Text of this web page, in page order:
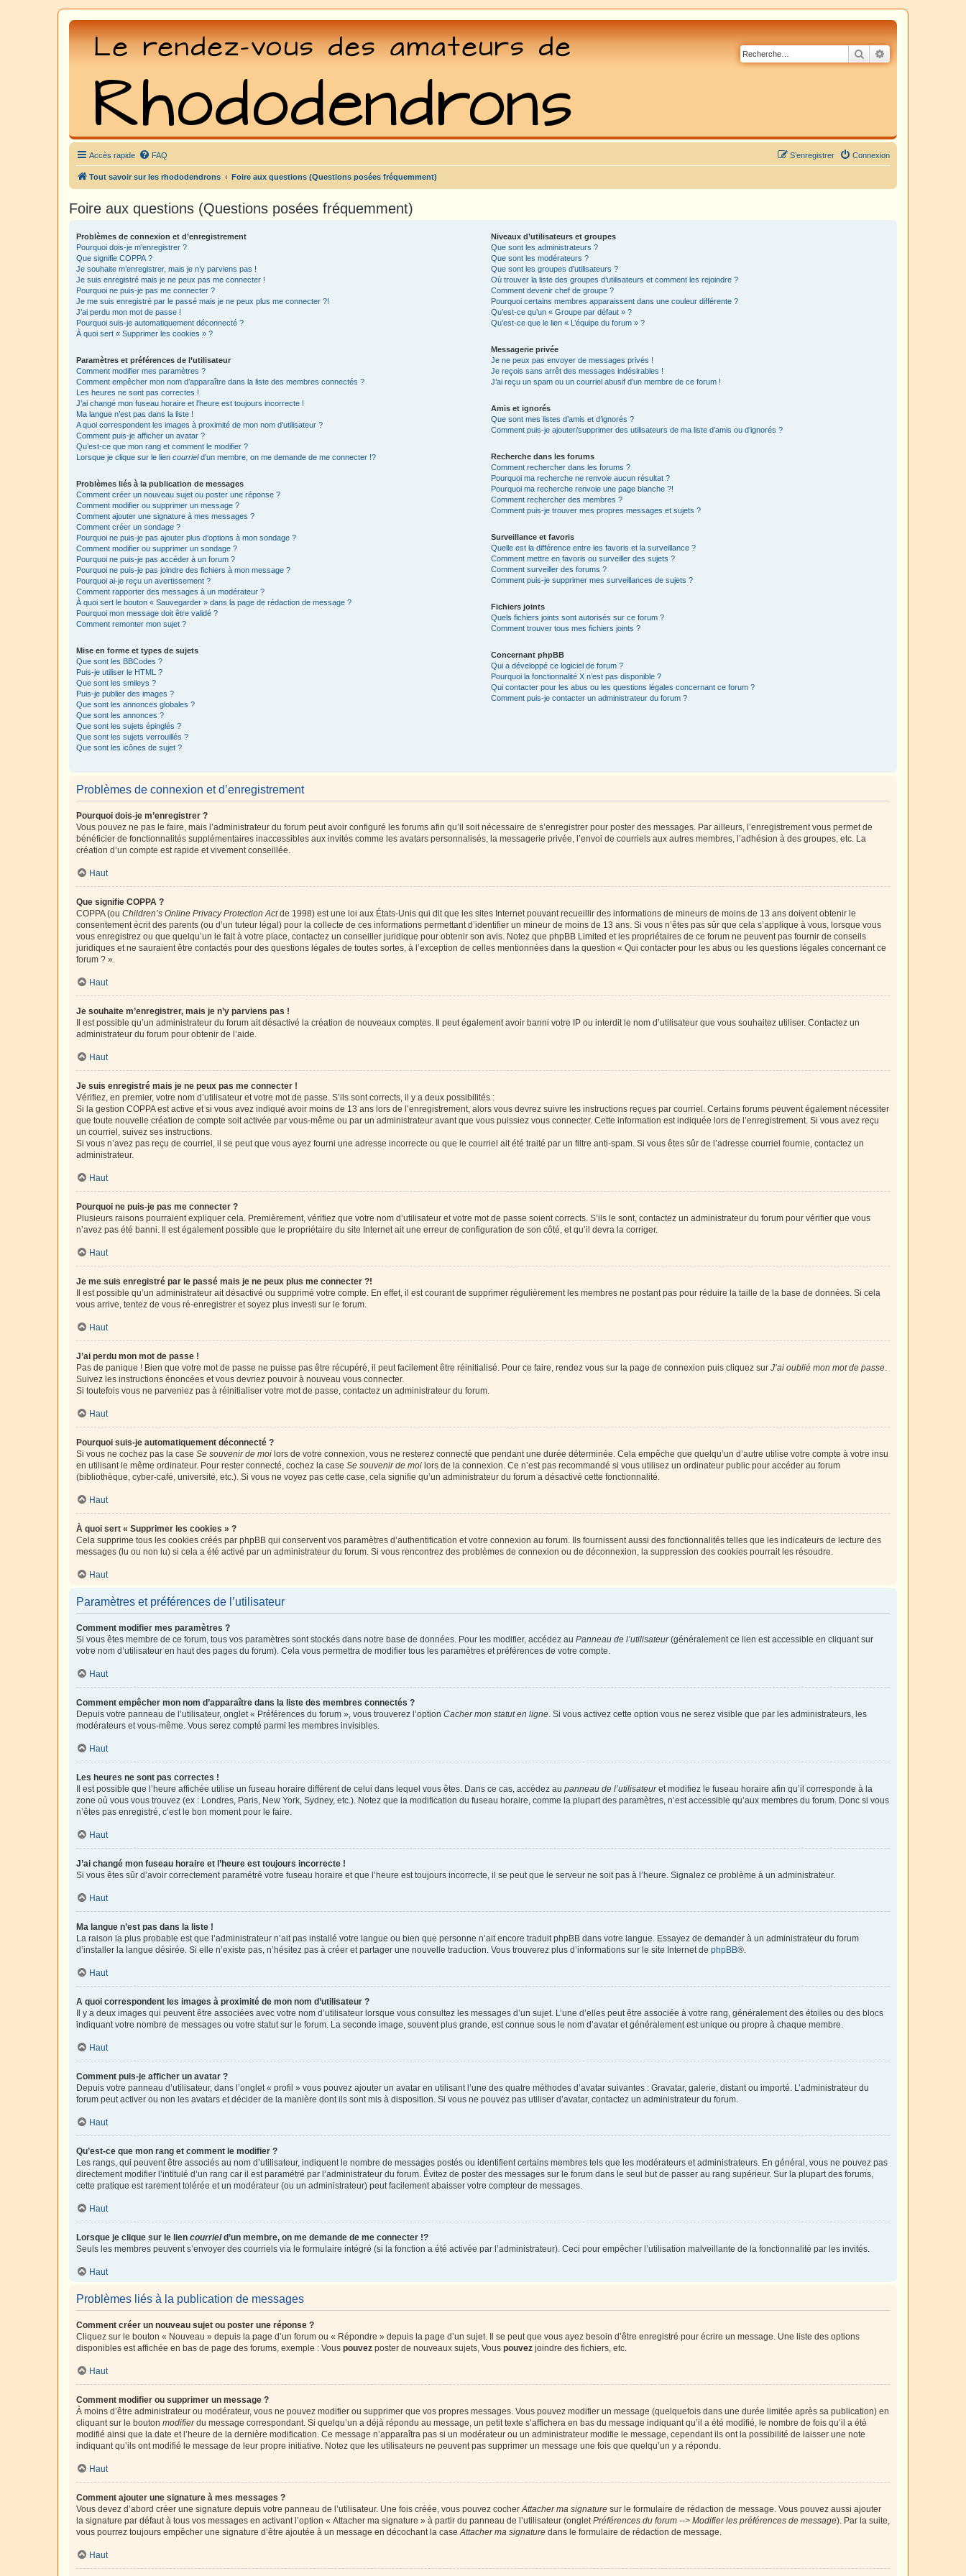
Rechercher
Accès rapide FAQ Connexion
S’enregistrer
Tout savoir sur les rhododendrons Foire aux questions (Questions posées fréquemment)
Foire aux questions (Questions posées fréquemment)
Problèmes de connexion et d’enregistrement
Pourquoi dois-je m’enregistrer ?
Que signifie COPPA ?
Je souhaite m’enregistrer, mais je n’y parviens pas !
Je suis enregistré mais je ne peux pas me connecter !
Pourquoi ne puis-je pas me connecter ?
Je me suis enregistré par le passé mais je ne peux plus me connecter ?!
J’ai perdu mon mot de passe !
Pourquoi suis-je automatiquement déconnecté ?
À quoi sert « Supprimer les cookies » ?
Paramètres et préférences de l’utilisateur
Comment modifier mes paramètres ?
Comment empêcher mon nom d’apparaître dans la liste des membres connectés ?
Les heures ne sont pas correctes !
J’ai changé mon fuseau horaire et l’heure est toujours incorrecte !
Ma langue n’est pas dans la liste !
A quoi correspondent les images à proximité de mon nom d’utilisateur ?
Comment puis-je afficher un avatar ?
Qu’est-ce que mon rang et comment le modifier ?
Lorsque je clique sur le lien courrield’un membre, on me demande de me connecter !?
Problèmes liés à la publication de messages
Comment créer un nouveau sujet ou poster une réponse ?
Comment modifier ou supprimer un message ?
Comment ajouter une signature à mes messages ?
Comment créer un sondage ?
Pourquoi ne puis-je pas ajouter plus d’options à mon sondage ?
Comment modifier ou supprimer un sondage ?
Pourquoi ne puis-je pas accéder à un forum ?
Pourquoi ne puis-je pas joindre des fichiers à mon message ?
Pourquoi ai-je reçu un avertissement ?
Comment rapporter des messages à un modérateur ?
À quoi sert le bouton « Sauvegarder » dans la page de rédaction de message ?
Pourquoi mon message doit être validé ?
Comment remonter mon sujet ?
Mise en forme et types de sujets
Que sont les BBCodes ?
Puis-je utiliser le HTML ?
Que sont les smileys ?
Puis-je publier des images ?
Que sont les annonces globales ?
Que sont les annonces ?
Que sont les sujets épinglés ?
Que sont les sujets verrouillés ?
Que sont les icônes de sujet ?
Niveaux d’utilisateurs et groupes
Que sont les administrateurs ?
Que sont les modérateurs ?
Que sont les groupes d’utilisateurs ?
Où trouver la liste des groupes d’utilisateurs et comment les rejoindre ?
Comment devenir chef de groupe ?
Pourquoi certains membres apparaissent dans une couleur différente ?
Qu’est-ce qu’un « Groupe par défaut » ?
Qu’est-ce que le lien « L’équipe du forum » ?
Messagerie privée
Je ne peux pas envoyer de messages privés !
Je reçois sans arrêt des messages indésirables !
J’ai reçu un spam ou un courriel abusif d’un membre de ce forum !
Amis et ignorés
Que sont mes listes d’amis et d’ignorés ?
Comment puis-je ajouter/supprimer des utilisateurs de ma liste d’amis ou d’ignorés ?
Recherche dans les forums
Comment rechercher dans les forums ?
Pourquoi ma recherche ne renvoie aucun résultat ?
Pourquoi ma recherche renvoie une page blanche ?!
Comment rechercher des membres ?
Comment puis-je trouver mes propres messages et sujets ?
Surveillance et favoris
Quelle est la différence entre les favoris et la surveillance ?
Comment mettre en favoris ou surveiller des sujets ?
Comment surveiller des forums ?
Comment puis-je supprimer mes surveillances de sujets ?
Fichiers joints
Quels fichiers joints sont autorisés sur ce forum ?
Comment trouver tous mes fichiers joints ?
Concernant phpBB
Qui a développé ce logiciel de forum ?
Pourquoi la fonctionnalité X n’est pas disponible ?
Qui contacter pour les abus ou les questions légales concernant ce forum ?
Comment puis-je contacter un administrateur du forum ?
Problèmes de connexion et d’enregistrement
Pourquoi dois-je m’enregistrer ?
Vous pouvez ne pas le faire, mais l’administrateur du forum peut avoir configuré les forums afin qu’il soit nécessaire de s’enregistrer pour poster des messages. Par ailleurs, l’enregistrement vous permet de
bénéficier de fonctionnalités supplémentaires inaccessibles aux invités comme les avatars personnalisés, la messagerie privée, l’envoi de courriels aux autres membres, l’adhésion à des groupes, etc. La
création d’un compte est rapide et vivement conseillée.
Haut
Que signifie COPPA ?
COPPA (ou Children’s Online Privacy Protection Actde 1998) est une loi aux États-Unis qui dit que les sites Internet pouvant recueillir des informations de mineurs de moins de 13 ans doivent obtenir le
consentement écrit des parents (ou d’un tuteur légal) pour la collecte de ces informations permettant d’identifier un mineur de moins de 13 ans. Si vous n’êtes pas sûr que cela s’applique à vous, lorsque vous
vous enregistrez ou que quelqu’un le fait à votre place, contactez un conseiller juridique pour obtenir son avis. Notez que phpBB Limited et les propriétaires de ce forum ne peuvent pas fournir de conseils
juridiques et ne sauraient être contactés pour des questions légales de toutes sortes, à l’exception de celles mentionnées dans la question « Qui contacter pour les abus ou les questions légales concernant ce
forum ? ».
Haut
Je souhaite m’enregistrer, mais je n’y parviens pas !
Il est possible qu’un administrateur du forum ait désactivé la création de nouveaux comptes. Il peut également avoir banni votre IP ou interdit le nom d’utilisateur que vous souhaitez utiliser. Contactez un
administrateur du forum pour obtenir de l’aide.
Haut
Je suis enregistré mais je ne peux pas me connecter !
Vérifiez, en premier, votre nom d’utilisateur et votre mot de passe. S’ils sont corrects, il y a deux possibilités :
Si la gestion COPPA est active et si vous avez indiqué avoir moins de 13 ans lors de l’enregistrement, alors vous devrez suivre les instructions reçues par courriel. Certains forums peuvent également nécessiter
que toute nouvelle création de compte soit activée par vous-même ou par un administrateur avant que vous puissiez vous connecter. Cette information est indiquée lors de l’enregistrement. Si vous avez reçu
un courriel, suivez ses instructions.
Si vous n’avez pas reçu de courriel, il se peut que vous ayez fourni une adresse incorrecte ou que le courriel ait été traité par un filtre anti-spam. Si vous êtes sûr de l’adresse courriel fournie, contactez un
administrateur.
Haut
Pourquoi ne puis-je pas me connecter ?
Plusieurs raisons pourraient expliquer cela. Premièrement, vérifiez que votre nom d’utilisateur et votre mot de passe soient corrects. S’ils le sont, contactez un administrateur du forum pour vérifier que vous
n’avez pas été banni. Il est également possible que le propriétaire du site Internet ait une erreur de configuration de son côté, et qu’il devra la corriger.
Haut
Je me suis enregistré par le passé mais je ne peux plus me connecter ?!
Il est possible qu’un administrateur ait désactivé ou supprimé votre compte. En effet, il est courant de supprimer régulièrement les membres ne postant pas pour réduire la taille de la base de données. Si cela
vous arrive, tentez de vous ré-enregistrer et soyez plus investi sur le forum.
Haut
J’ai perdu mon mot de passe !
Pas de panique ! Bien que votre mot de passe ne puisse pas être récupéré, il peut facilement être réinitialisé. Pour ce faire, rendez vous sur la page de connexion puis cliquez sur J’ai oublié mon mot de passe.
Suivez les instructions énoncées et vous devriez pouvoir à nouveau vous connecter.
Si toutefois vous ne parveniez pas à réinitialiser votre mot de passe, contactez un administrateur du forum.
Haut
Pourquoi suis-je automatiquement déconnecté ?
Si vous ne cochez pas la case Se souvenir de moi lors de votre connexion, vous ne resterez connecté que pendant une durée déterminée. Cela empêche que quelqu’un d’autre utilise votre compte à votre insu
en utilisant le même ordinateur. Pour rester connecté, cochez la case Se souvenir de moi lors de la connexion. Ce n’est pas recommandé si vous utilisez un ordinateur public pour accéder au forum
(bibliothèque, cyber-café, université, etc.). Si vous ne voyez pas cette case, cela signifie qu’un administrateur du forum a désactivé cette fonctionnalité.
Haut
À quoi sert « Supprimer les cookies » ?
Cela supprime tous les cookies créés par phpBB qui conservent vos paramètres d’authentification et votre connexion au forum. Ils fournissent aussi des fonctionnalités telles que les indicateurs de lecture des
messages (lu ou non lu) si cela a été activé par un administrateur du forum. Si vous rencontrez des problèmes de connexion ou de déconnexion, la suppression des cookies pourrait les résoudre.
Haut
Paramètres et préférences de l’utilisateur
Comment modifier mes paramètres ?
Si vous êtes membre de ce forum, tous vos paramètres sont stockés dans notre base de données. Pour les modifier, accédez au Panneau de l’utilisateur(généralement ce lien est accessible en cliquant sur
votre nom d’utilisateur en haut des pages du forum). Cela vous permettra de modifier tous les paramètres et préférences de votre compte.
Haut
Comment empêcher mon nom d’apparaître dans la liste des membres connectés ?
Depuis votre panneau de l’utilisateur, onglet « Préférences du forum », vous trouverez l’option Cacher mon statut en ligne. Si vous activez cette option vous ne serez visible que par les administrateurs, les
modérateurs et vous-même. Vous serez compté parmi les membres invisibles.
Haut
Les heures ne sont pas correctes !
Il est possible que l’heure affichée utilise un fuseau horaire différent de celui dans lequel vous êtes. Dans ce cas, accédez au panneau de l’utilisateuret modifiez le fuseau horaire afin qu’il corresponde à la
zone où vous vous trouvez (ex : Londres, Paris, New York, Sydney, etc.). Notez que la modification du fuseau horaire, comme la plupart des paramètres, n’est accessible qu’aux membres du forum. Donc si vous
n’êtes pas enregistré, c’est le bon moment pour le faire.
Haut
J’ai changé mon fuseau horaire et l’heure est toujours incorrecte !
Si vous êtes sûr d’avoir correctement paramétré votre fuseau horaire et que l’heure est toujours incorrecte, il se peut que le serveur ne soit pas à l’heure. Signalez ce problème à un administrateur.
Haut
Ma langue n’est pas dans la liste !
La raison la plus probable est que l’administrateur n’ait pas installé votre langue ou bien que personne n’ait encore traduit phpBB dans votre langue. Essayez de demander à un administrateur du forum
d’installer la langue désirée. Si elle n’existe pas, n’hésitez pas à créer et partager une nouvelle traduction. Vous trouverez plus d’informations sur le site Internet de phpBB®.
Haut
A quoi correspondent les images à proximité de mon nom d’utilisateur ?
Il y a deux images qui peuvent être associées avec votre nom d’utilisateur lorsque vous consultez les messages d’un sujet. L’une d’elles peut être associée à votre rang, généralement des étoiles ou des blocs
indiquant votre nombre de messages ou votre statut sur le forum. La seconde image, souvent plus grande, est connue sous le nom d’avatar et généralement est unique ou propre à chaque membre.
Haut
Comment puis-je afficher un avatar ?
Depuis votre panneau d’utilisateur, dans l’onglet « profil » vous pouvez ajouter un avatar en utilisant l’une des quatre méthodes d’avatar suivantes : Gravatar, galerie, distant ou importé. L’administrateur du
forum peut activer ou non les avatars et décider de la manière dont ils sont mis à disposition. Si vous ne pouvez pas utiliser d’avatar, contactez un administrateur du forum.
Haut
Qu’est-ce que mon rang et comment le modifier ?
Les rangs, qui peuvent être associés au nom d’utilisateur, indiquent le nombre de messages postés ou identifient certains membres tels que les modérateurs et administrateurs. En général, vous ne pouvez pas
directement modifier l’intitulé d’un rang car il est paramétré par l’administrateur du forum. Évitez de poster des messages sur le forum dans le seul but de passer au rang supérieur. Sur la plupart des forums,
cette pratique est rarement tolérée et un modérateur (ou un administrateur) peut facilement abaisser votre compteur de messages.
Haut
Lorsque je clique sur le lien courrield’un membre, on me demande de me connecter !?
Seuls les membres peuvent s’envoyer des courriels via le formulaire intégré (si la fonction a été activée par l’administrateur). Ceci pour empêcher l’utilisation malveillante de la fonctionnalité par les invités.
Haut
Problèmes liés à la publication de messages
Comment créer un nouveau sujet ou poster une réponse ?
Cliquez sur le bouton « Nouveau » depuis la page d’un forum ou « Répondre » depuis la page d’un sujet. Il se peut que vous ayez besoin d’être enregistré pour écrire un message. Une liste des options
disponibles est affichée en bas de page des forums, exemple : Vous pouvez poster de nouveaux sujets, Vous pouvez joindre des fichiers, etc.
Haut
Comment modifier ou supprimer un message ?
À moins d’être administrateur ou modérateur, vous ne pouvez modifier ou supprimer que vos propres messages. Vous pouvez modifier un message (quelquefois dans une durée limitée après sa publication) en
cliquant sur le bouton modifierdu message correspondant. Si quelqu’un a déjà répondu au message, un petit texte s’affichera en bas du message indiquant qu’il a été modifié, le nombre de fois qu’il a été
modifié ainsi que la date et l’heure de la dernière modification. Ce message n’apparaîtra pas si un modérateur ou un administrateur modifie le message, cependant ils ont la possibilité de laisser une note
indiquant qu’ils ont modifié le message de leur propre initiative. Notez que les utilisateurs ne peuvent pas supprimer un message une fois que quelqu’un y a répondu.
Haut
Comment ajouter une signature à mes messages ?
Vous devez d’abord créer une signature depuis votre panneau de l’utilisateur. Une fois créée, vous pouvez cocherAttacher ma signature sur le formulaire de rédaction de message. Vous pouvez aussi ajouter
la signature par défaut à tous vos messages en activant l’option « Attacher ma signature » à partir du panneau de l’utilisateur (ongletPréférences du forum --> Modifier les préférences de message). Par la suite,
vous pourrez toujours empêcher une signature d’être ajoutée à un message en décochant la caseAttacher ma signature dans le formulaire de rédaction de message.
Haut